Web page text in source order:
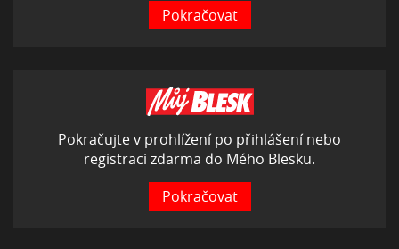
Pokračovat
Pokračujte v prohlížení po přihlášení nebo
registraci zdarma do Mého Blesku.
Pokračovat